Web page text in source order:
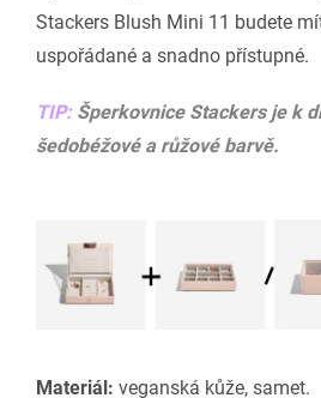
Stackers Blush Mini 11 budete
uspořádané a snadno přístupné.
TIP: Šperkovnice Stackers je k
šedobéžové a růžové barvě.
Materiál: veganská kůže, samet.